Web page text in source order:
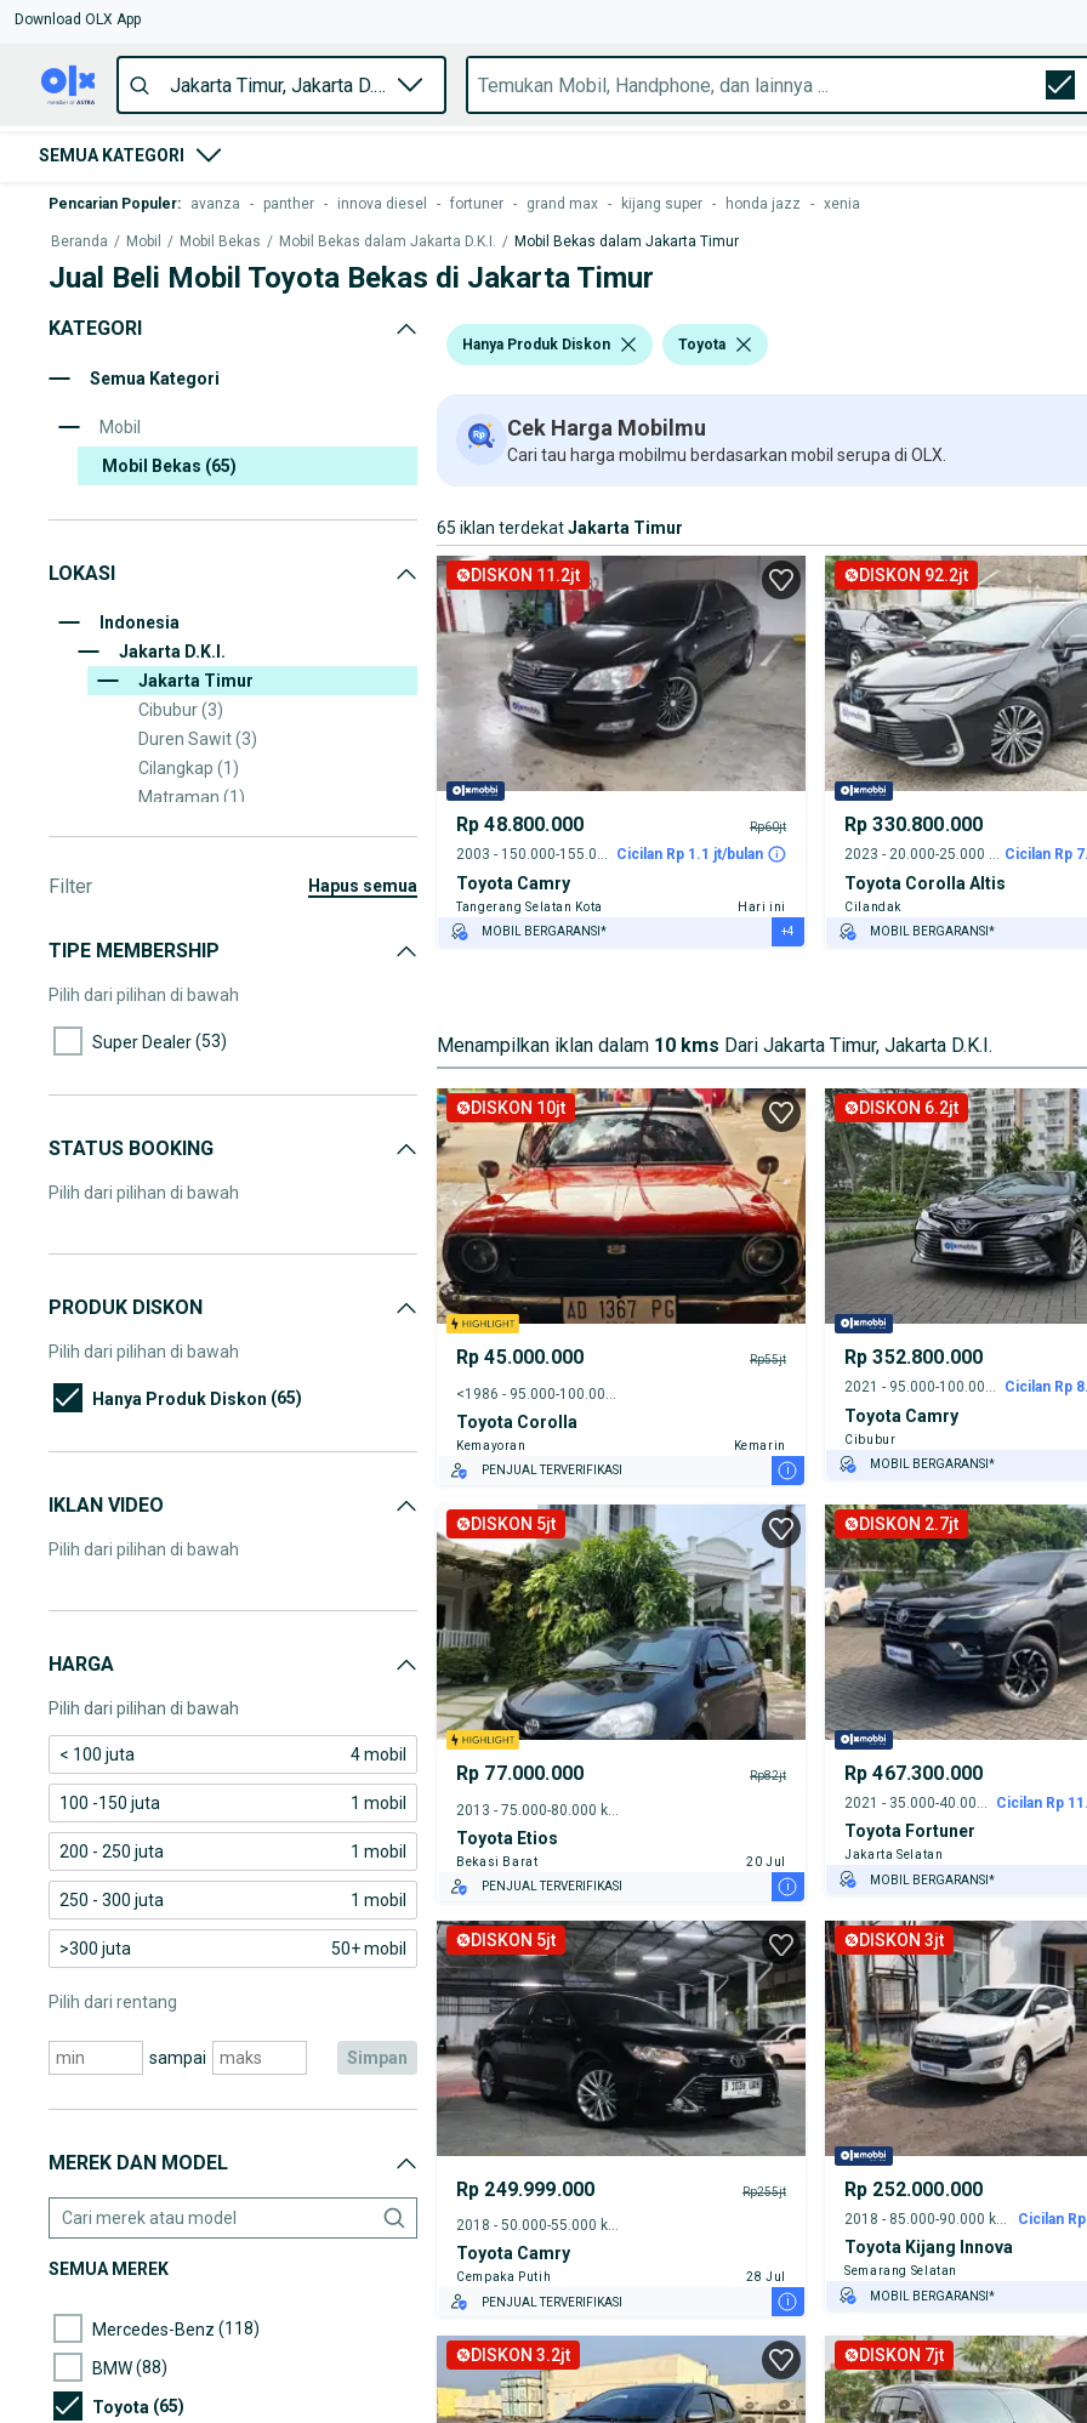
Download OLX App
SEMUA KATEGORI
Pencarian Populer: avanza - panther - innova diesel - fortuner - grand max - kijang super - honda jazz - xenia
Beranda / Mobil / Mobil Bekas / Mobil Bekas dalam Jakarta D.K.I. / Mobil Bekas dalam Jakarta Timur
Jual Beli Mobil Toyota Bekas di Jakarta Timur
KATEGORI
Semua Kategori
Mobil
Mobil Bekas (65)
LOKASI
Indonesia
Jakarta D.K.I.
Jakarta Timur
Cibubur(3)
Duren Sawit(3)
Cilangkap (1)
Matraman (1)
Filter hapus semua
TIPE MEMBERSHIP
Pilih dari pilihan di bawah
Super Dealer(53)
STATUS BOOKING
Pilih dari pilihan di bawah
PRODUK DISKON
Pilih dari pilihan di bawah
Hanya Produk Diskon (65)
IKLAN VIDEO
Pilih dari pilihan di bawah
HARGA
Pilih dari pilihan di bawah
< 100 juta 4 mobil
100 -150 juta 1 mobil
200 - 250 juta 1 mobil
250 - 300 juta 1 mobil
>300 juta 50+ mobil
Pilih dari rentang
sampai simpan
MEREK DAN MODEL
SEMUA MEREK
Mercedes-Benz (118)
BMW(88)
Toyota (65)
Hanya Produk Diskon Toyota
Cek Harga Mobilmu
Cari tau harga mobilmu berdasarkan mobil serupa di OLX.
65 iklan terdekatJakarta Timur
DISKON 11.2jt
Rp 48.800.000 Rp60jt
2003 - 150.000-155.000 km Cicilan Rp 1.1 jt/bulan
Toyota Camry
Tangerang Selatan Kota
Hari ini
MOBIL BERGARANSI*
PENJUAL TERVERIFIKASI
+4
DISKON 92.2jt
Rp 330.800.000
2023 - 20.000-25.000 km Cicilan Rp
Toyota Corolla Altis
Cilandak
MOBIL BERGARANSI*
PENJUAL TERVERIFIKASI
Menampilkan iklan dalam 10 kms Dari Jakarta Timur, Jakarta D.K.I.
DISKON 10jt
Rp 45.000.000 Rp55jt
Toyota Corolla
Kemayoran
Kemarin
PENJUAL TERVERIFIKASI
i
DISKON 6.2jt
Rp 352.800.000
2021 - 95.000-100.000 km Cicilan Rp
Toyota Camry
Cibubur
MOBIL BERGARANSI*
TEST DRIVE DARI RUMAH
GRATIS BIAYA JASA PERAWATAN*
PENJUAL TERVERIFIKASI
DISKON 5jt
Rp 77.000.000 Rp82jt
Toyota Etios
Bekasi Barat
20 Jul
PENJUAL TERVERIFIKASI
i
DISKON 2.7jt
Rp 467.300.000
Cicilan Rp
Toyota Fortuner
Jakarta Selatan
MOBIL BERGARANSI*
TEST DRIVE DARI RUMAH
GRATIS BIAYA JASA PERAWATAN*
DISKON 5jt
Rp 249.999.000 Rp255jt
2018 - 50.000-55.000 km
Toyota Camry
Cempaka Putih
28 Jul
PENJUAL TERVERIFIKASI
i
DISKON 3jt
Rp 252.000.000
2018 - 85.000-90.000 km Cicilan
Toyota Kijang Innova
Semarang Selatan
MOBIL BERGARANSI*
TEST DRIVE DARI RUMAH
GRATIS BIAYA JASA PERAWATAN*
DISKON 3.2jt DISKON 7jt